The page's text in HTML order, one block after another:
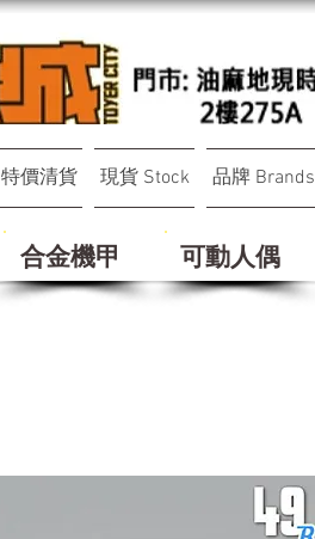
特價清貨 現貨 Stock 品牌 Brands
合金機甲 可動人偶